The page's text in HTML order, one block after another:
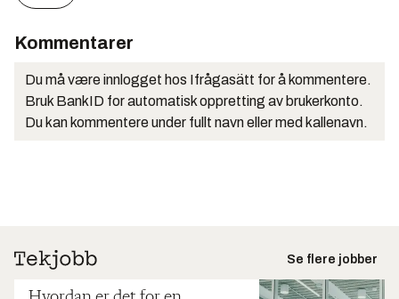
Kommentarer
Du må være innlogget hos Ifrågasätt for å kommentere.
Bruk BankID for automatisk oppretting av brukerkonto.
Du kan kommentere under fullt navn eller med kallenavn.
Se flere jobber